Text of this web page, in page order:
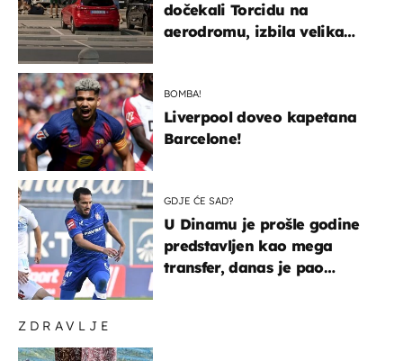
ZDRAVLJE
dočekali Torcidu na
aerodromu, izbila velika
BOMBA!
Liverpool doveo kapetana
Barcelone!
GDJE ĆE SAD?
U Dinamu je prošle godine
predstavljen kao mega
transfer, danas je pao